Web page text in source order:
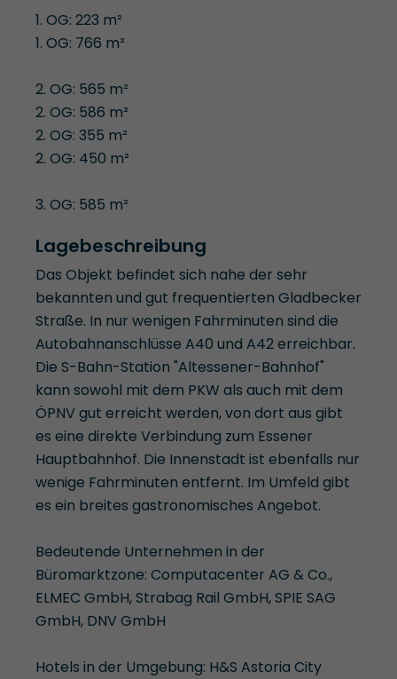
1. OG: 223 m²
1. OG: 766 m²
2. OG: 565 m²
2. OG: 586 m²
2. OG: 355 m²
2. OG: 450 m²
3. OG: 585 m²
Lagebeschreibung
Das Objekt befindet sich nahe der sehr
bekannten und gut frequentierten Gladbecker
Straße. In nur wenigen Fahrminuten sind die
Autobahnanschlüsse A40 und A42 erreichbar.
Die S-Bahn-Station "Altessener-Bahnhof"
kann sowohl mit dem PKW als auch mit dem
ÖPNV gut erreicht werden, von dort aus gibt
es eine direkte Verbindung zum Essener
Hauptbahnhof. Die Innenstadt ist ebenfalls nur
wenige Fahrminuten entfernt. Im Umfeld gibt
es ein breites gastronomisches Angebot.
Bedeutende Unternehmen in der
Büromarktzone: Computacenter AG & Co.,
ELMEC GmbH, Strabag Rail GmbH, SPIE SAG
GmbH, DNV GmbH
Hotels in der Umgebung: H&S Astoria City